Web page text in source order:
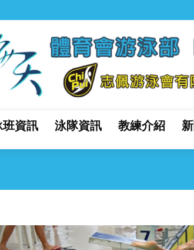
班資訊 泳隊資訊 教練介紹